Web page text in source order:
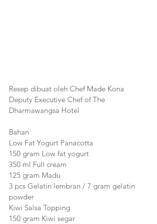
Resep dibuat oleh Chef Made Kona
Deputy Executive Chef of The
Dharmawangsa Hotel
Bahan
Low Fat Yogurt Panacotta
150 gram Low fat yogurt
350 ml Full cream
125 gram Madu
3 pcs Gelatin lembran / 7 gram gelatin
powder
Kiwi Salsa Topping
150 gram Kiwi segar